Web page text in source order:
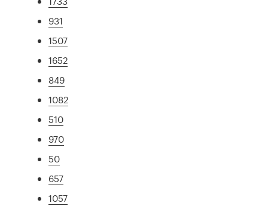
931
1507
1652
849
1082
510
970
50
657
1057